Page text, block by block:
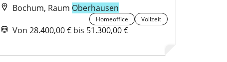
Bochum, Raum Oberhausen
Homeoffice Vollzeit
Von 28.400,00 € bis 51.300,00 €